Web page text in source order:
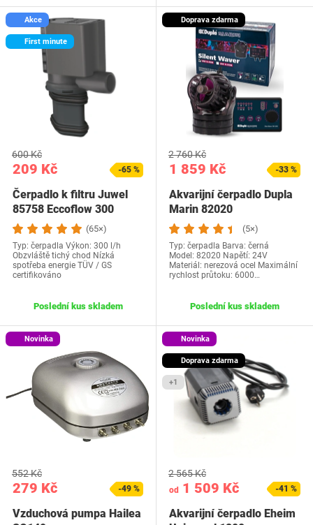
Akce
First minute
209 Kč
600 Kč
-65 %
Čerpadlo k filtru Juwel
85758 Eccoflow 300
(65×)
Typ: čerpadla Výkon: 300 l/h
Obzvláště tichý chod Nízká
spotřeba energie TÜV / GS
certifikováno
Poslední kus skladem
Doprava zdarma
1 859 Kč
2 760 Kč
-33 %
Akvarijní čerpadlo Dupla
Marin 82020
(5×)
Typ: čerpadla Barva: černá
Model: ‎82020 Napětí: 24V
Materiál: nerezová ocel Maximální
rychlost průtoku: 6000…
Poslední kus skladem
Novinka
279 Kč
552 Kč
-49 %
Vzduchová pumpa Hailea
Novinka
Doprava zdarma
+1
od 1 509 Kč
2 565 Kč
-41 %
Akvarijní čerpadlo Eheim